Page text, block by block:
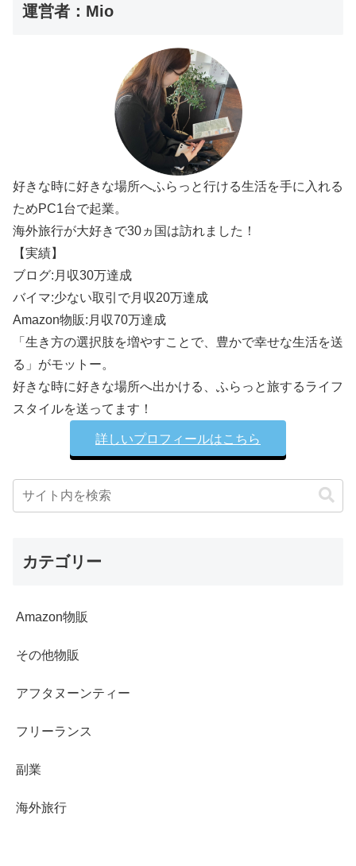
運営者：Mio
好きな時に好きな場所へふらっと行ける生活を手に入れる
ためPC1台で起業。
海外旅行が大好きで30ヵ国は訪れました！
【実績】
ブログ:月収30万達成
バイマ:少ない取引で月収20万達成
Amazon物販:月収70万達成
「生き方の選択肢を増やすことで、豊かで幸せな生活を送
る」がモットー。
好きな時に好きな場所へ出かける、ふらっと旅するライフ
スタイルを送ってます！
詳しいプロフィールはこちら
カテゴリー
Amazon物販
その他物販
アフタヌーンティー
フリーランス
副業
海外旅行